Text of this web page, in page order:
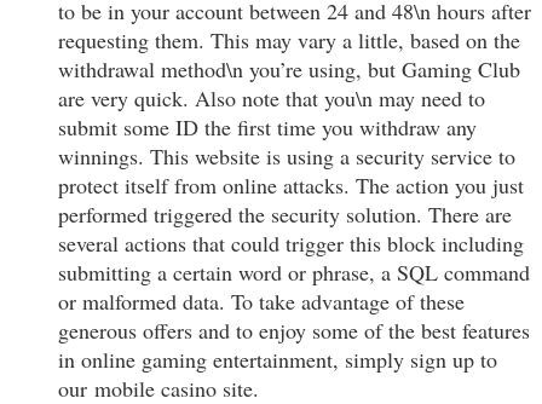
to be in your account between 24 and 48\n hours after
requesting them. This may vary a little, based on the
withdrawal method\n you’re using, but Gaming Club
are very quick. Also note that you\n may need to
submit some ID the first time you withdraw any
winnings. This website is using a security service to
protect itself from online attacks. The action you just
performed triggered the security solution. There are
several actions that could trigger this block including
submitting a certain word or phrase, a SQL command
or malformed data. To take advantage of these
generous offers and to enjoy some of the best features
in online gaming entertainment, simply sign up to
our mobile casino site.